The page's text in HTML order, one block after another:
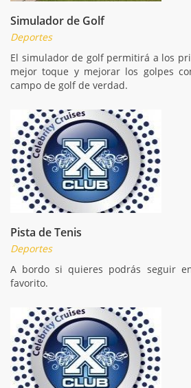
Simulador de Golf
Deportes
El simulador de golf permitirá a los
mejor toque y mejorar los golpes
campo de golf de verdad.
Pista de Tenis
Deportes
A bordo si quieres podrás seguir
favorito.